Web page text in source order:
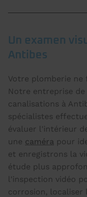
Un examen
Antibes
Votre plomberie
Notre entreprise
canalisations à
spécialistes
évaluer l'intérieur
une caméra pour
et enregistrons la
étude plus
l'inspection vidéo
corrosion, localiser